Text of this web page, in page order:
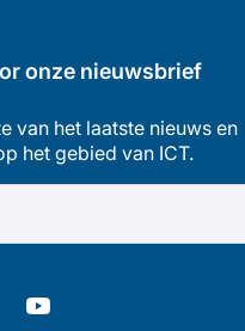
onze nieuwsbrief
van het laatste nieuws en
het gebied van ICT.
YouTube